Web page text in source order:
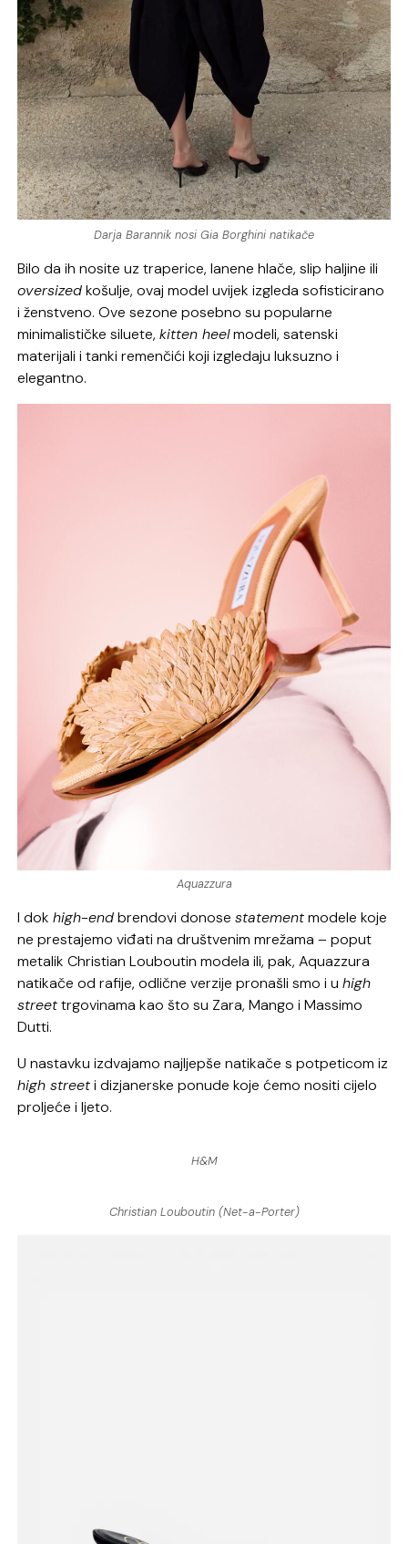
Darja Barannik nosi Gia Borghini natikače
Bilo da ih nosite uz traperice, lanene hlače, slip haljine ili
oversizedkošulje, ovaj model uvijek izgleda sofisticirano
i ženstveno. Ove sezone posebno su popularne
minimalističke siluete,kitten heelmodeli, satenski
materijali i tanki remenčići koji izgledaju luksuzno i
elegantno.
Aquazzura
I dokhigh-endbrendovi donosestatementmodele koje
ne prestajemo viđati na društvenim mrežama – poput
metalik Christian Louboutin modela ili, pak, Aquazzura
natikače od rafije, odlične verzije pronašli smo i uhigh
streettrgovinama kao što su Zara, Mango i Massimo
Dutti.
U nastavku izdvajamo najljepše natikače s potpeticom iz
high streeti dizjanerske ponude koje ćemo nositi cijelo
proljeće i ljeto.
H&M
Christian Louboutin (Net-a-Porter)